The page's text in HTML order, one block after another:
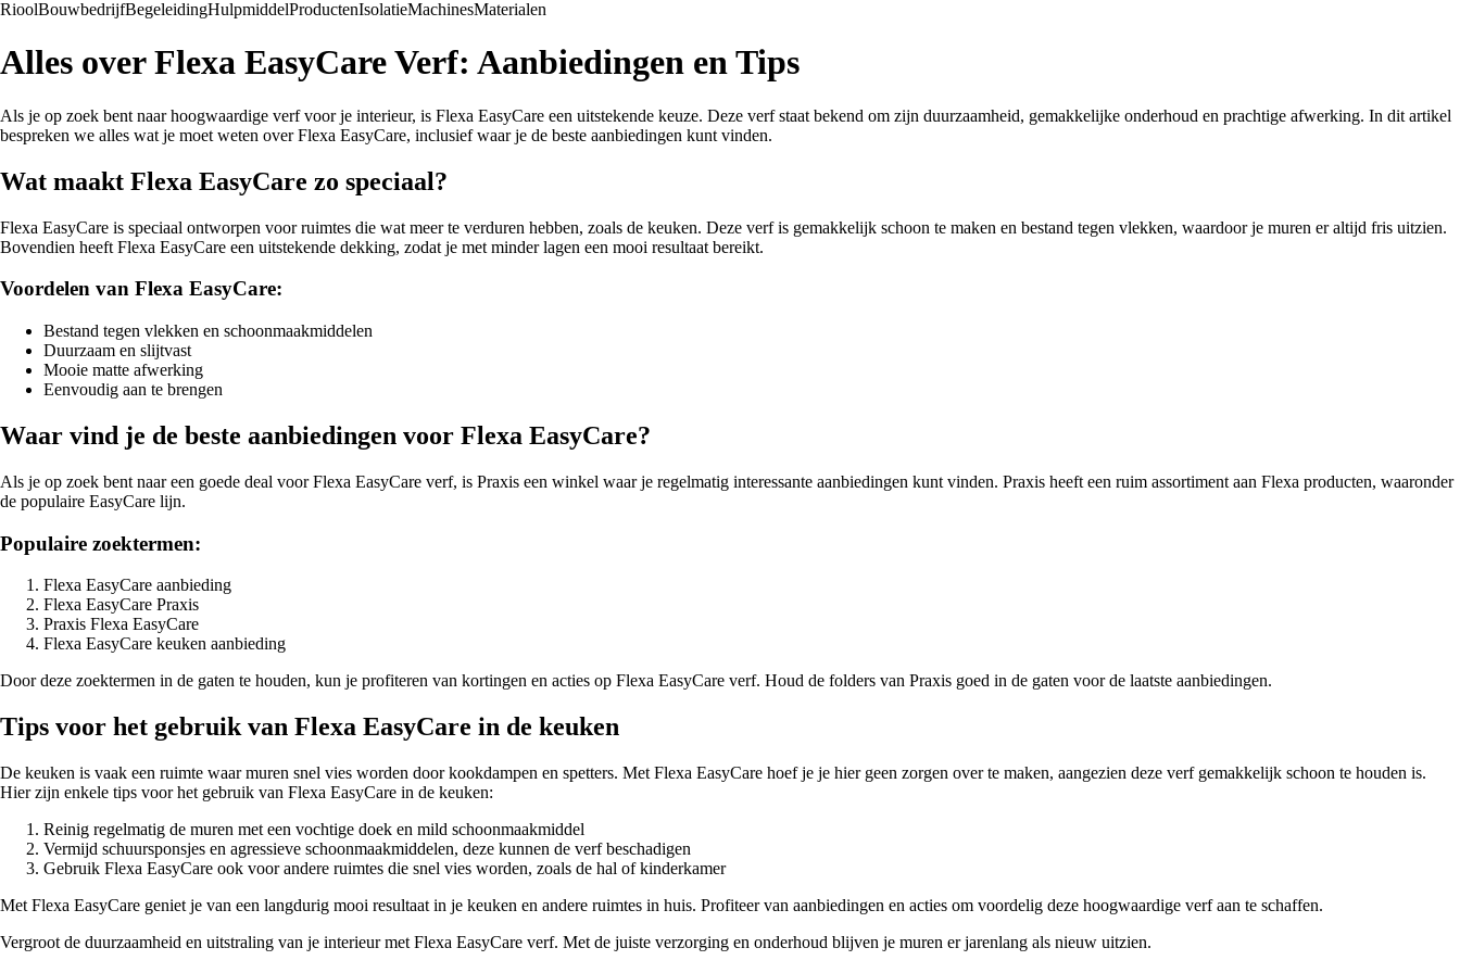
RioolBouwbedrijfBegeleidingHulpmiddelProductenIsolatieMachinesMaterialen
Alles over Flexa EasyCare Verf: Aanbiedingen en Tips
Als je op zoek bent naar hoogwaardige verf voor je interieur, is Flexa EasyCare een uitstekende keuze. Deze verf staat bekend om zijn duurzaamheid, gemakkelijke onderhoud en prachtige afwerking. In dit artikel
bespreken we alles wat je moet weten over Flexa EasyCare, inclusief waar je de beste aanbiedingen kunt vinden.
Wat maakt Flexa EasyCare zo speciaal?
Flexa EasyCare is speciaal ontworpen voor ruimtes die wat meer te verduren hebben, zoals de keuken. Deze verf is gemakkelijk schoon te maken en bestand tegen vlekken, waardoor je muren er altijd fris uitzien.
Bovendien heeft Flexa EasyCare een uitstekende dekking, zodat je met minder lagen een mooi resultaat bereikt.
Voordelen van Flexa EasyCare:
Bestand tegen vlekken en schoonmaakmiddelen
Duurzaam en slijtvast
Mooie matte afwerking
Eenvoudig aan te brengen
Waar vind je de beste aanbiedingen voor Flexa EasyCare?
Als je op zoek bent naar een goede deal voor Flexa EasyCare verf, is Praxis een winkel waar je regelmatig interessante aanbiedingen kunt vinden. Praxis heeft een ruim assortiment aan Flexa producten, waaronder
de populaire EasyCare lijn.
Populaire zoektermen:
Flexa EasyCare aanbieding
Flexa EasyCare Praxis
Praxis Flexa EasyCare
Flexa EasyCare keuken aanbieding
Door deze zoektermen in de gaten te houden, kun je profiteren van kortingen en acties op Flexa EasyCare verf. Houd de folders van Praxis goed in de gaten voor de laatste aanbiedingen.
Tips voor het gebruik van Flexa EasyCare in de keuken
De keuken is vaak een ruimte waar muren snel vies worden door kookdampen en spetters. Met Flexa EasyCare hoef je je hier geen zorgen over te maken, aangezien deze verf gemakkelijk schoon te houden is.
Hier zijn enkele tips voor het gebruik van Flexa EasyCare in de keuken:
Reinig regelmatig de muren met een vochtige doek en mild schoonmaakmiddel
Vermijd schuursponsjes en agressieve schoonmaakmiddelen, deze kunnen de verf beschadigen
Gebruik Flexa EasyCare ook voor andere ruimtes die snel vies worden, zoals de hal of kinderkamer
Met Flexa EasyCare geniet je van een langdurig mooi resultaat in je keuken en andere ruimtes in huis. Profiteer van aanbiedingen en acties om voordelig deze hoogwaardige verf aan te schaffen.
Vergroot de duurzaamheid en uitstraling van je interieur met Flexa EasyCare verf. Met de juiste verzorging en onderhoud blijven je muren er jarenlang als nieuw uitzien.